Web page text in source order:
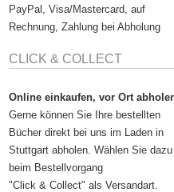
PayPal, Visa/Mastercard, auf
Rechnung, Zahlung bei Abholung
CLICK & COLLECT
Online einkaufen, vor Ort
Gerne können Sie Ihre bestellten
Bücher direkt bei uns im Laden in
Stuttgart abholen. Wählen Sie dazu
beim Bestellvorgang
"Click & Collect" als Versandart.